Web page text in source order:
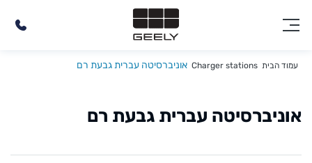
עמוד הבית Charger stations אוניברסיטה עברית גבעת רם
אוניברסיטה עברית גבעת רם